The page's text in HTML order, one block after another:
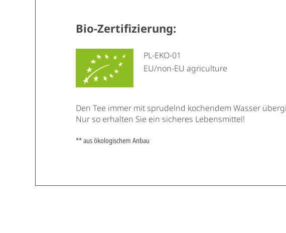
Bio-Zertifizierung:
PL-EKO-01
EU/non-EU agriculture
Den Tee immer mit sprudelnd kochendem Wasser
Nur so erhalten Sie ein sicheres Lebensmittel!
** aus ökologischem Anbau